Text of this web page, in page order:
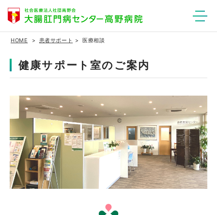
HOME 患者サポート 医療相談
健康サポート室のご案内